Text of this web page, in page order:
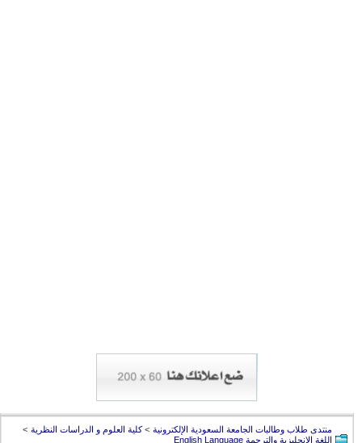
منتدى طلاب وطالبات الجامعة السعودية الإلكترونية > كلية العلوم و الدراسات النظرية >
اللغة الإنجليزية والترجمة English Language